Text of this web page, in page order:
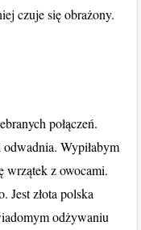
czuje się obrażony.
połączeń.
Wypiłabym
wrzątek z owocami.
Jest złota polska
odżywaniu